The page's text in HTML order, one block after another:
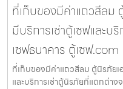
ที่เก็บของมีค่าแถวสีลม
มีบริการเช่าตู้เซฟและบ
เซฟธนาคาร ตู้เซฟ.com
ที่เก็บของมีค่าแถวสีลม ตู้นิรภัยเ
และบริการเช่าตู้นิรภัยที่แตกต่าง